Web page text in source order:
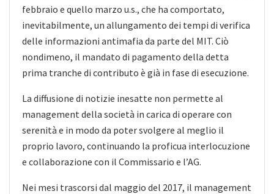
febbraio e quello marzo u.s., che ha comportato,
inevitabilmente, un allungamento dei tempi di verifica
delle informazioni antimafia da parte del MIT. Ciò
nondimeno, il mandato di pagamento della detta
prima tranche di contributo è già in fase di esecuzione.
La diffusione di notizie inesatte non permette al
management della società in carica di operare con
serenità e in modo da poter svolgere al meglio il
proprio lavoro, continuando la proficua interlocuzione
e collaborazione con il Commissario e l’AG.
Nei mesi trascorsi dal maggio del 2017, il management